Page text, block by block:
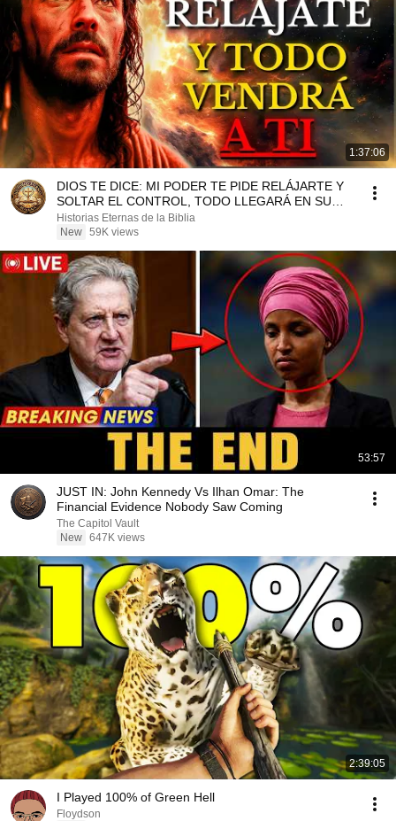
1:37:06
DIOS TE DICE: MI PODER TE PIDE RELÁJARTE Y
SOLTAR EL CONTROL, TODO LLEGARÁ EN SU
MOMENTO PERFECTO
Historias Eternas de la Biblia
New 59K views
53:57
JUST IN: John Kennedy Vs Ilhan Omar: The
Financial Evidence Nobody Saw Coming
The Capitol Vault
New 647K views
2:39:05
I Played 100% of Green Hell
Floydson